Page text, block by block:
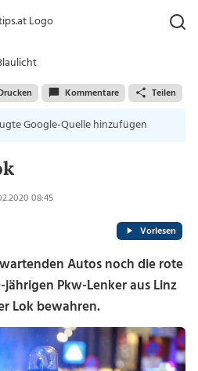
Kommentare Teilen
Google-Quelle hinzufügen
08:45
Vorlesen
Autos noch die rote
Pkw-Lenker aus Linz
Lok bewahren.